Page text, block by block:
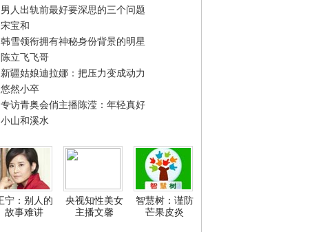
男人出轨前最好要深思的三个问题
宋宝和
韩雪领衔拥有神秘身份背景的明星
陈立飞飞哥
新疆姑娘迪拉娜：把压力变成动力
悠然小卒
专访青奥会俏主播陈滢：年轻真好
小山和溪水
宁：别人的
故事难讲
央视知性美女
主播文馨
智慧树：谨防
芒果皮炎